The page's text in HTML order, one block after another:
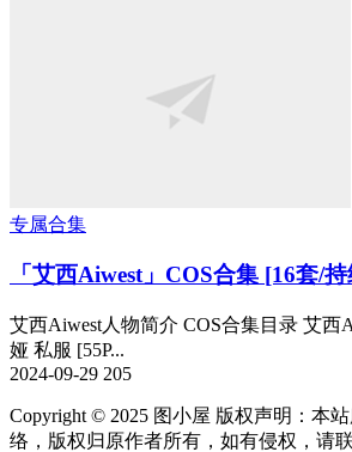
专属合集
「艾西Aiwest」COS合集 [16套/
艾西Aiwest人物简介 COS合集目录 艾西
娅 私服 [55P...
2024-09-29 205
Copyright © 2025 图小屋 版权声明：本
络，版权归原作者所有，如有侵权，请联